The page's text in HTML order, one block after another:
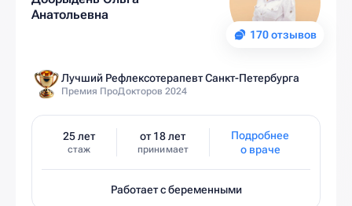
170 отзывов
Анатольевна
Лучший Рефлексотерапевт Санкт-Петербурга
Премия ПроДокторов 2024
25 лет
стаж
от 18 лет
принимает
Подробнее
о враче
Работает с беременными